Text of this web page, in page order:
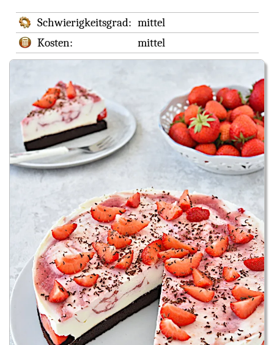
Schwierigkeitsgrad: mittel
Kosten:
mittel